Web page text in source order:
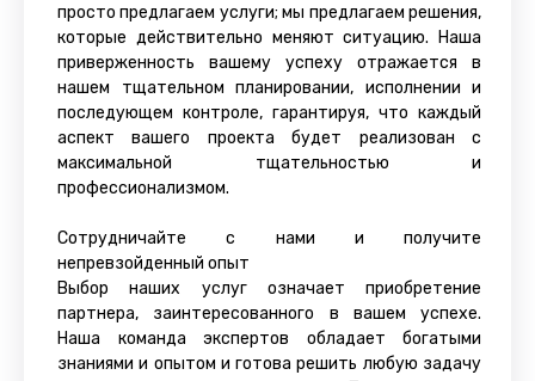
просто предлагаем услуги; мы предлагаем решения,
которые действительно меняют ситуацию. Наша
приверженность вашему успеху отражается в
нашем тщательном планировании, исполнении и
последующем контроле, гарантируя, что каждый
аспект вашего проекта будет реализован с
максимальной тщательностью и
профессионализмом.
Сотрудничайте с нами и получите
непревзойденный опыт
Выбор наших услуг означает приобретение
партнера, заинтересованного в вашем успехе.
Наша команда экспертов обладает богатыми
знаниями и опытом и готова решить любую задачу